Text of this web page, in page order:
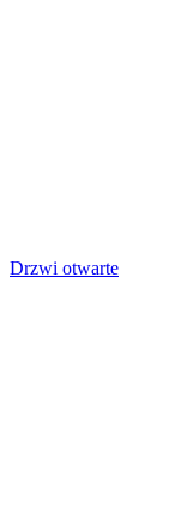
Drzwi otwarte